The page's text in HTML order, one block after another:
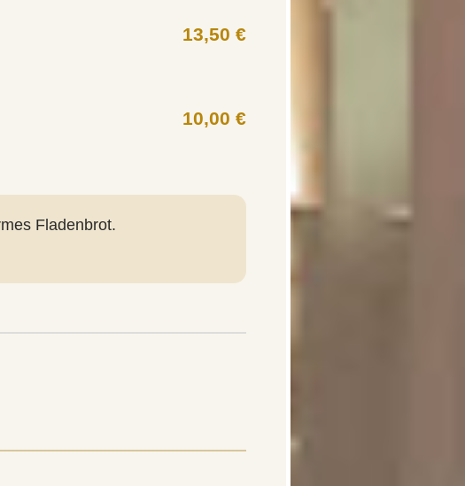
13,50 €
10,00 €
Fladenbrot.